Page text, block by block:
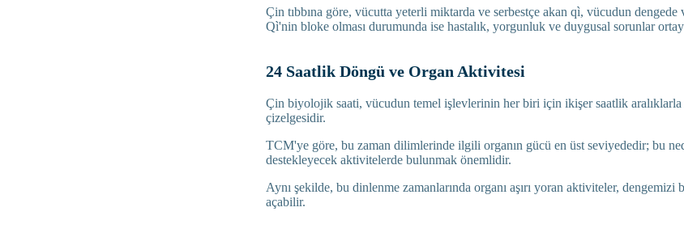
Çin tıbbına göre, vücutta yeterli miktarda ve serbestçe akan qì, vücudun dengede
Qì'nin bloke olması durumunda ise hastalık, yorgunluk ve duygusal sorunlar
24 Saatlik Döngü ve Organ Aktivitesi
Çin biyolojik saati, vücudun temel işlevlerinin her biri için ikişer saatlik aralıklarla
çizelgesidir.
TCM'ye göre, bu zaman dilimlerinde ilgili organın gücü en üst seviyededir; bu
destekleyecek aktivitelerde bulunmak önemlidir.
Aynı şekilde, bu dinlenme zamanlarında organı aşırı yoran aktiviteler, dengemizi
açabilir.